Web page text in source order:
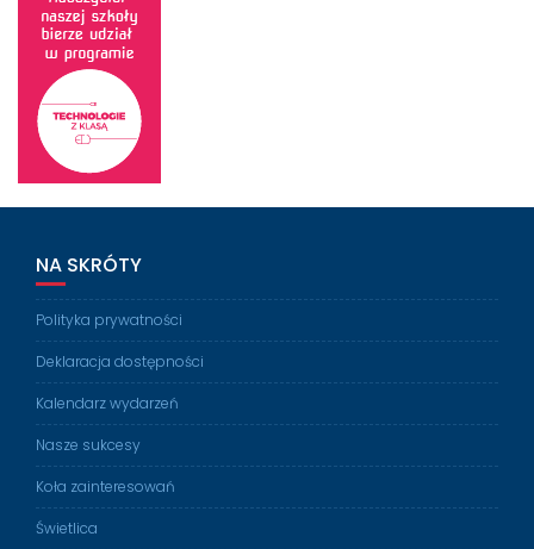
NA SKRÓTY
Polityka prywatności
Deklaracja dostępności
Kalendarz wydarzeń
Nasze sukcesy
Koła zainteresowań
Świetlica